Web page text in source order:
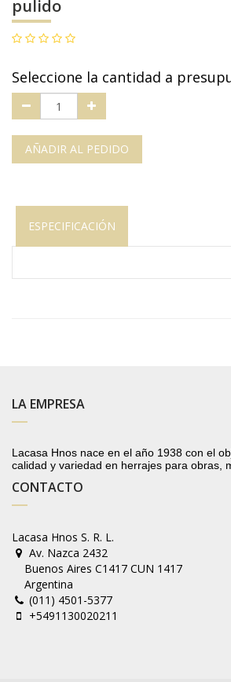
pulido
Seleccione la cantidad a
AÑADIR AL PEDIDO
ESPECIFICACIÓN
LA EMPRESA
Lacasa Hnos nace en el año 1938 con el
calidad y variedad en herrajes para obras,
CONTACTO
Lacasa Hnos S. R. L.
Av. Nazca 2432
Buenos Aires C1417 CUN 1417
Argentina
(011) 4501-5377
+5491130020211